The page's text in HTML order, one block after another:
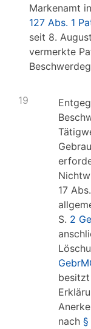
Markenamt
127 Abs. 1
seit 8.
vermerkte
19
17
S. 2
nach §